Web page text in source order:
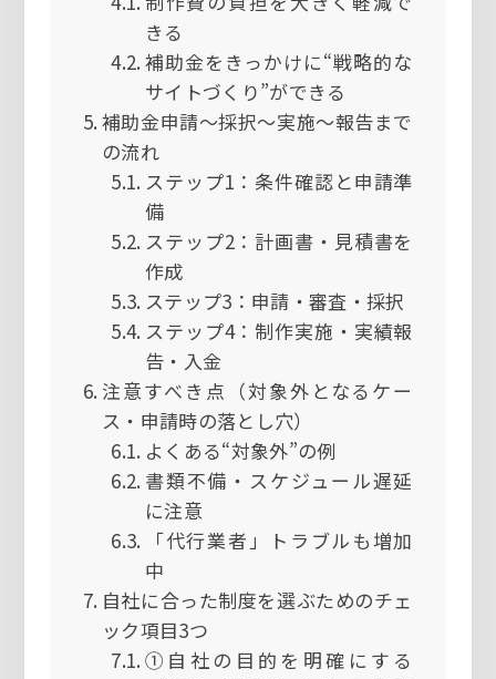
きる
補助金をきっかけに“戦略的な
サイトづくり”ができる
補助金申請～採択～実施～報告まで
の流れ
ステップ1：条件確認と申請準
備
ステップ2：計画書・見積書を
作成
ステップ3：申請・審査・採択
ステップ4：制作実施・実績報
告・入金
注意すべき点（対象外となるケー
ス・申請時の落とし穴）
よくある“対象外”の例
書類不備・スケジュール遅延
に注意
「代行業者」トラブルも増加
中
自社に合った制度を選ぶためのチェ
ック項目3つ
①自社の目的を明確にする